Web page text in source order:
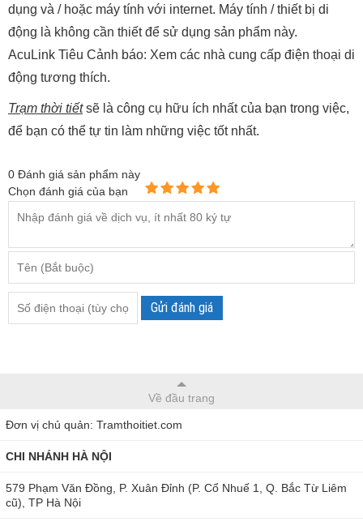
dụng và / hoặc máy tính với internet. Máy tính / thiết bị di
động là không cần thiết để sử dụng sản phẩm này.
AcuLink Tiêu Cảnh báo: Xem các nhà cung cấp điện thoại di
động tương thích.
Trạm thời tiếtsẽ là công cụ hữu ích nhất của bạn trong việc,
để bạn có thể tự tin làm những việc tốt nhất.
0 Đánh giá sản phẩm này
Chọn đánh giá của bạn
Gửi đánh giá
Về đầu trang
Đơn vị chủ quản: Tramthoitiet.com
CHI NHÁNH HÀ NỘI
579 Phạm Văn Đồng, P. Xuân Đỉnh (P. Cổ Nhuế 1, Q. Bắc Từ Liêm
cũ), TP Hà Nội